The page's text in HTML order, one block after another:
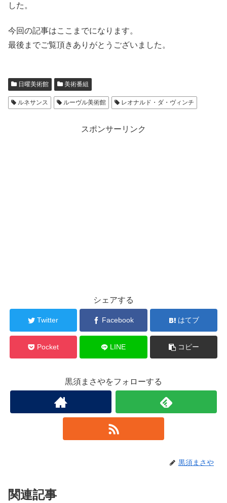
した。
今回の記事はここまでになります。
最後までご覧頂きありがとうございました。
日曜美術館 美術番組
ルネサンス ルーヴル美術館 レオナルド・ダ・ヴィンチ
スポンサーリンク
シェアする
Twitter Facebook はてブ
Pocket LINE コピー
黒須まさやをフォローする
黒須まさや
関連記事